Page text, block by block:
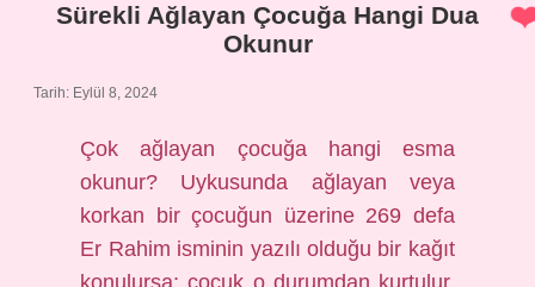
Sürekli Ağlayan Çocuğa Hangi Dua
Okunur
Tarih: Eylül 8, 2024
Çok ağlayan çocuğa hangi esma
okunur? Uykusunda ağlayan veya
korkan bir çocuğun üzerine 269 defa
Er Rahim isminin yazılı olduğu bir kağıt
konulursa; çocuk o durumdan kurtulur.